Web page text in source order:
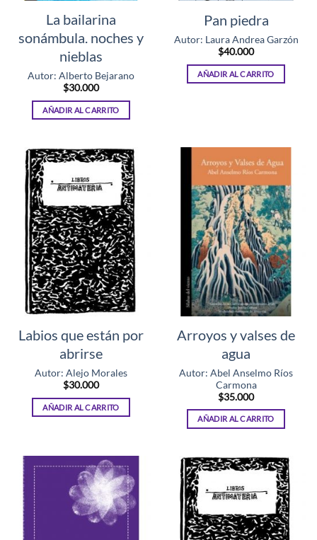
La bailarina
sonámbula. noches y
nieblas
Autor: Alberto Bejarano
$30.000
AÑADIR AL CARRITO
Pan piedra
Autor: Laura Andrea Garzón
$40.000
AÑADIR AL CARRITO
Labios que están por
abrirse
Autor: Alejo Morales
$30.000
AÑADIR AL CARRITO
Arroyos y valses de
agua
Autor: Abel Anselmo Ríos
Carmona
$35.000
AÑADIR AL CARRITO